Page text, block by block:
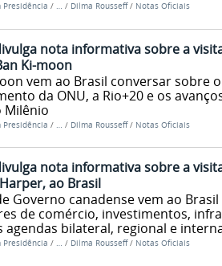
Presidência / … / Dilma Rousseff / Notas Oficiais
nota informativa sobre a
Ki-moon
vem ao Brasil conversar sobre
da ONU, a Rio+20 e os
Milênio
Presidência / … / Dilma Rousseff / Notas Oficiais
nota informativa sobre a
ao Brasil
Governo canadense vem ao
de comércio, investimentos,
agendas bilateral, regional e
Presidência / … / Dilma Rousseff / Notas Oficiais